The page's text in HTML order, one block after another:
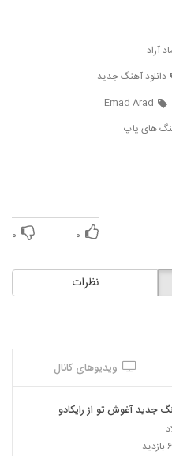
از شنبه از امین رفیعی
سوت و کور از مهرزاد امیرخانی
Mahmood Najafi
شبهای جمعه
جدید و زیبای نیما پورفرج با نام
آراد
دانلود آهنگ جدید
Emad Arad
های پاپ
۰ ۰
نظرات
ویدیوهای کانال
جدید آغوش تو از رایکادو